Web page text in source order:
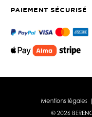
PAIEMENT SÉCURISÉ
Mentions légales |
© 2026